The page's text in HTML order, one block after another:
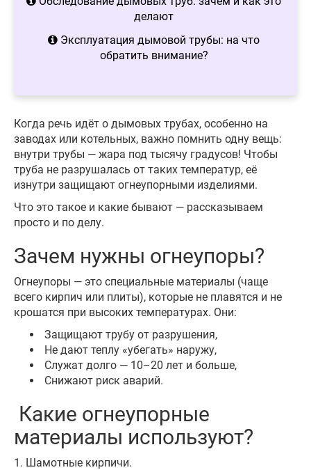
делают
Эксплуатация дымовой трубы: на что
обратить внимание?
Когда речь идёт о дымовых трубах, особенно на
заводах или котельных, важно помнить одну вещь:
внутри трубы — жара под тысячу градусов! Чтобы
труба не разрушалась от таких температур, её
изнутри защищают огнеупорными изделиями.
Что это такое и какие бывают — рассказываем
просто и по делу.
Зачем нужны огнеупоры?
Огнеупоры — это специальные материалы (чаще
всего кирпич или плиты), которые не плавятся и не
крошатся при высоких температурах. Они:
Защищают трубу от разрушения,
Не дают теплу «убегать» наружу,
Служат долго — 10–20 лет и больше,
Снижают риск аварий.
Какие огнеупорные
материалы используют?
1. Шамотные кирпичи.